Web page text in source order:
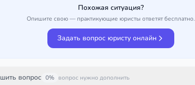
Похожая ситуация?
Опишите свою — практикующие юристы ответят бесплатно.
Задать вопрос юристу онлайн
вопрос 0% вопрос нужно дополнить